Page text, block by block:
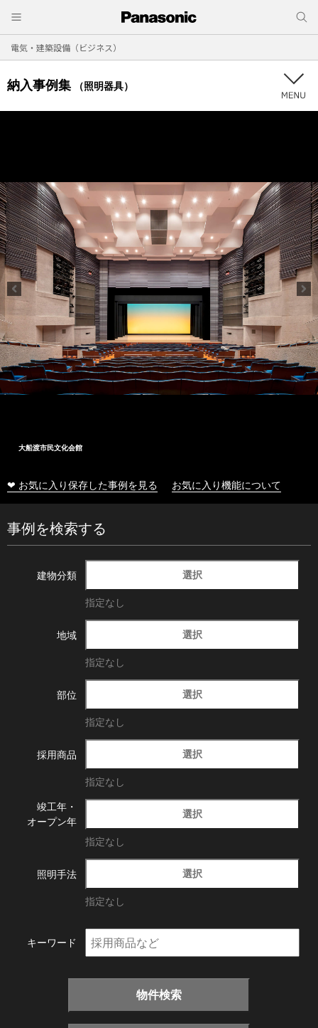
電気・建築設備（ビジネス）
納入事例集 （照明器具）
大船渡市民文化会館
❤ お気に入り保存した事例を見る お気に入り機能について
事例を検索する
建物分類 選択
指定なし
地域 選択
指定なし
部位 選択
指定なし
採用商品 選択
指定なし
竣工年・
オープン年
選択
指定なし
照明手法 選択
指定なし
キーワード
物件検索